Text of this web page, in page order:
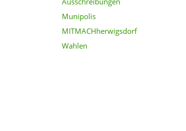
Munipolis
MITMACHherwigsdorf
Wahlen